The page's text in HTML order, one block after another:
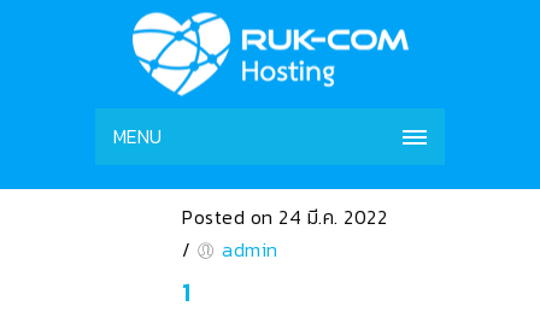
MENU
Posted on 24 มี.ค. 2022
/
admin
1